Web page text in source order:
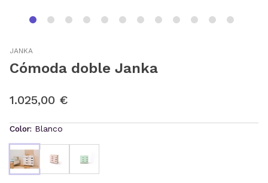
JANKA
Cómoda doble Janka
1.025,00 €
Color: Blanco